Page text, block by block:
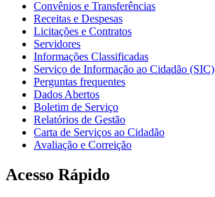
Convênios e Transferências
Receitas e Despesas
Licitações e Contratos
Servidores
Informações Classificadas
Serviço de Informação ao Cidadão (SIC)
Perguntas frequentes
Dados Abertos
Boletim de Serviço
Relatórios de Gestão
Carta de Serviços ao Cidadão
Avaliação e Correição
Acesso Rápido